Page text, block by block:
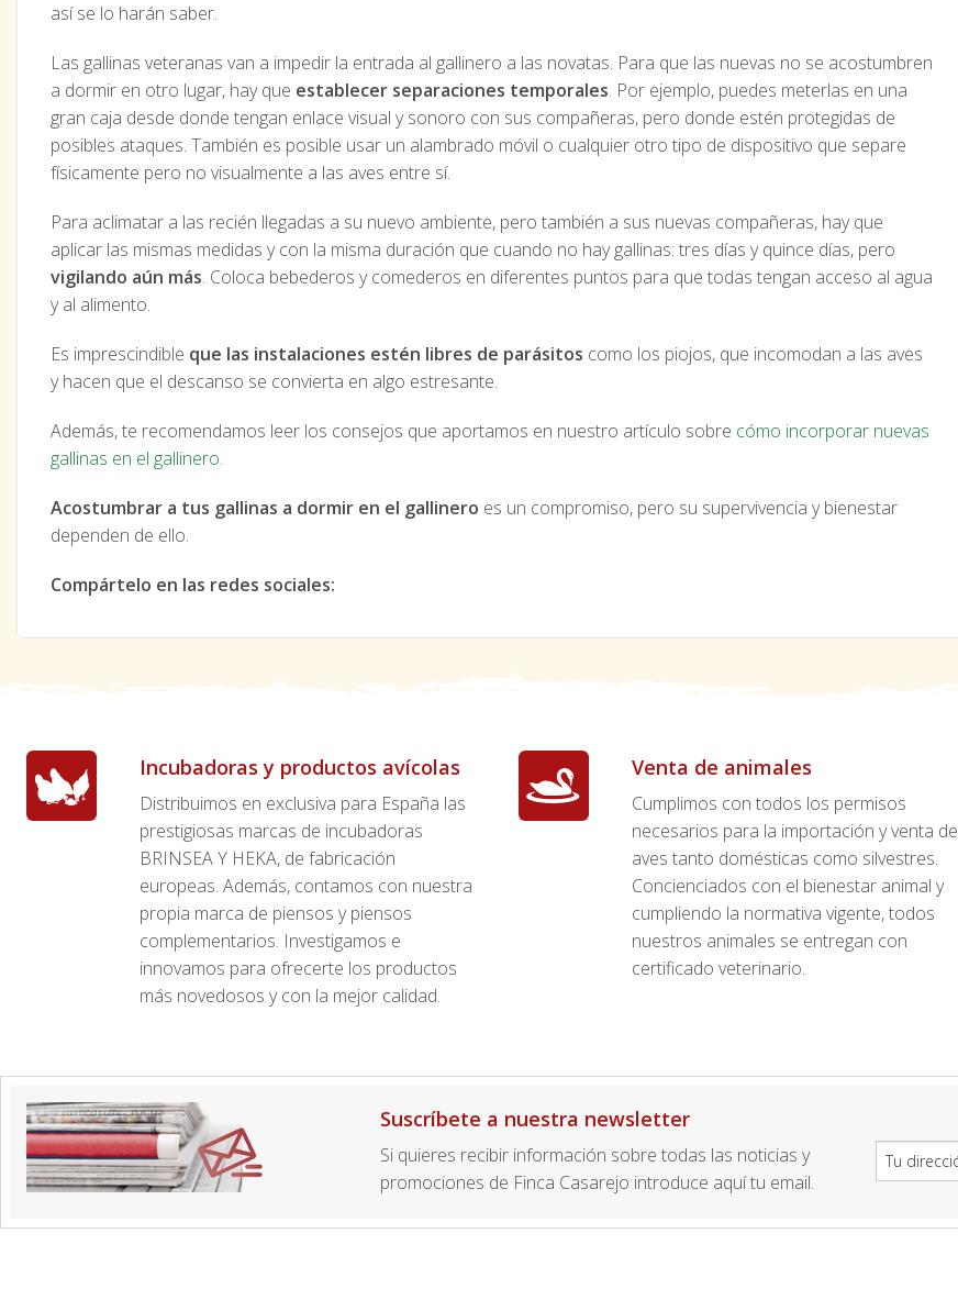
así se lo harán saber.
Las gallinas veteranas van a impedir la entrada al gallinero a las novatas. Para que las nuevas no se acostumbren
a dormir en otro lugar, hay que establecer separaciones temporales. Por ejemplo, puedes meterlas en una
gran caja desde donde tengan enlace visual y sonoro con sus compañeras, pero donde estén protegidas de
posibles ataques. También es posible usar un alambrado móvil o cualquier otro tipo de dispositivo que separe
físicamente pero no visualmente a las aves entre sí.
Para aclimatar a las recién llegadas a su nuevo ambiente, pero también a sus nuevas compañeras, hay que
aplicar las mismas medidas y con la misma duración que cuando no hay gallinas: tres días y quince días, pero
vigilando aún más. Coloca bebederos y comederos en diferentes puntos para que todas tengan acceso al agua
y al alimento.
Es imprescindible que las instalaciones estén libres de parásitos como los piojos, que incomodan a las aves
y hacen que el descanso se convierta en algo estresante.
Además, te recomendamos leer los consejos que aportamos en nuestro artículo sobre cómo incorporar nuevas
gallinas en el gallinero.
Acostumbrar a tus gallinas a dormir en el gallinero es un compromiso, pero su supervivencia y bienestar
dependen de ello.
Compártelo en las redes sociales:
Incubadoras y productos avícolas
Distribuimos en exclusiva para España las
prestigiosas marcas de incubadoras
BRINSEA Y HEKA, de fabricación
europeas. Además, contamos con nuestra
propia marca de piensos y piensos
complementarios. Investigamos e
innovamos para ofrecerte los productos
más novedosos y con la mejor calidad.
Venta de animales
Cumplimos con todos los permisos
necesarios para la importación y venta de
aves tanto domésticas como silvestres.
Concienciados con el bienestar animal y
cumpliendo la normativa vigente, todos
nuestros animales se entregan con
certificado veterinario.
Suscríbete a nuestra newsletter
Si quieres recibir información sobre todas las noticias y
promociones de Finca Casarejo introduce aquí tu email.